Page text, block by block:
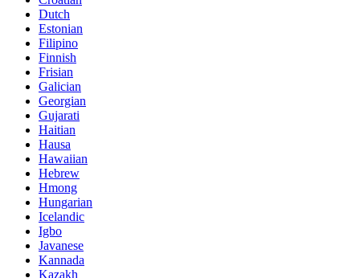
Dutch
Estonian
Filipino
Finnish
Frisian
Galician
Georgian
Gujarati
Haitian
Hausa
Hawaiian
Hebrew
Hmong
Hungarian
Icelandic
Igbo
Javanese
Kannada
Kazakh